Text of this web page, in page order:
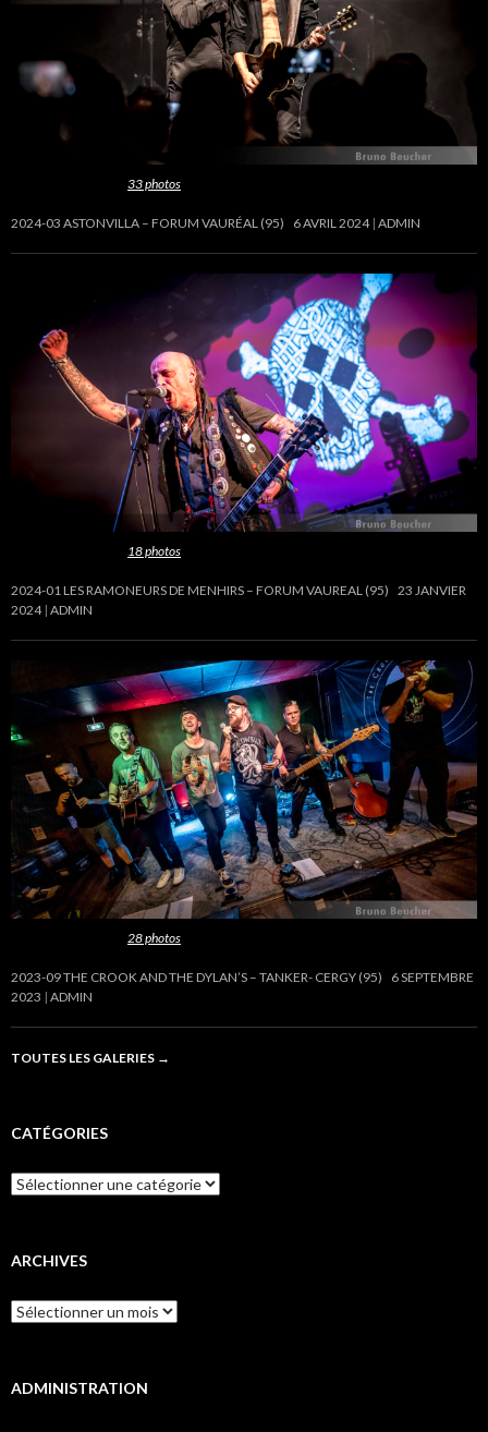
33 photos
2024-03 ASTONVILLA – FORUM VAURÉAL (95) 6 AVRIL 2024 ADMIN
18 photos
2024-01 LES RAMONEURS DE MENHIRS – FORUM VAUREAL (95) 23 JANVIER
2024 ADMIN
28 photos
2023-09 THE CROOK AND THE DYLAN’S – TANKER- CERGY (95)
6 SEPTEMBRE
2023 ADMIN
TOUTES LES GALERIES →
CATÉGORIES
Catégories
ARCHIVES
Archives
ADMINISTRATION